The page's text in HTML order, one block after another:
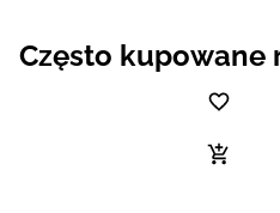
Często kupowane